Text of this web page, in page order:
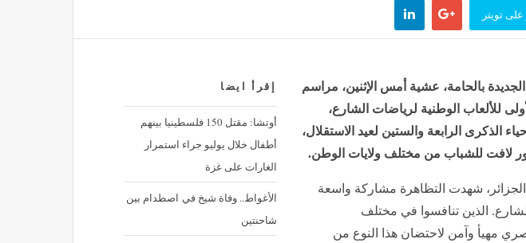
تويتر
إقرأ ايضا
أوتشا: مقتل 150 فلسطينيا بينهم
أطفال خلال يوليو جراء استمرار
الغارات على غزة
الأغواط.. وفاة شيخ في اصطدام بين
شاحنتين
بالحامة، عشية أمس الإثنين، مراسم
للألعاب الوطنية لرياضات الشارع،
الذكرى الرابعة والستين لعيد الاستقلال،
لافت للشباب من مختلف ولايات الوطن.
شهدت التظاهرة مشاركة واسعة
الذين تنافسوا في مختلف
مهيأ وآمن لاحتضان هذا النوع من